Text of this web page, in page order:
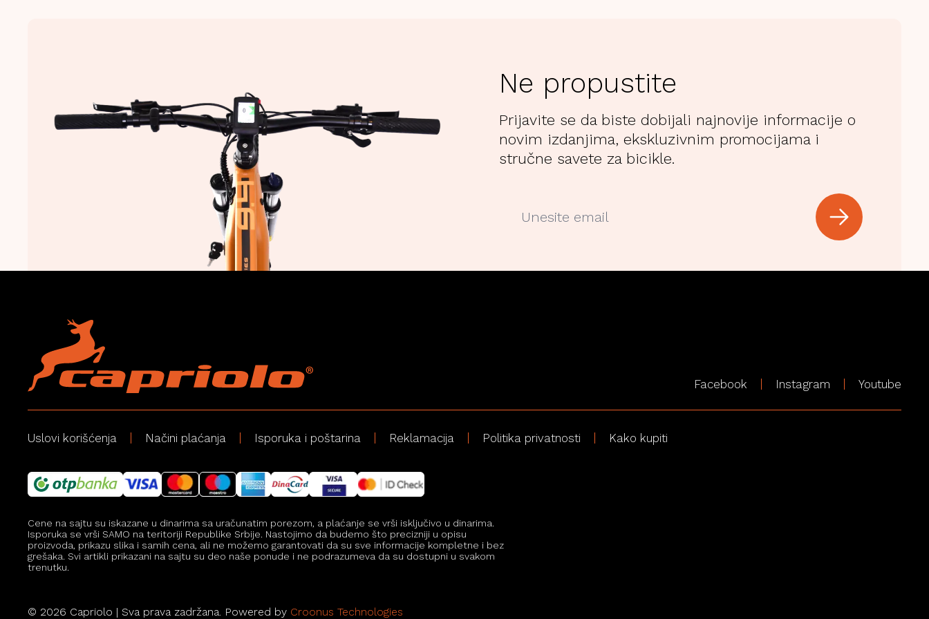
Ne propustite
Prijavite se da biste dobijali najnovije informacije o
novim izdanjima, ekskluzivnim promocijama i
stručne savete za bicikle.
Facebook Instagram Youtube
Uslovi korišćenja Načini plaćanja Isporuka i poštarina Reklamacija Politika privatnosti Kako kupiti
Cene na sajtu su iskazane u dinarima sa uračunatim porezom, a plaćanje se vrši isključivo u dinarima.
Isporuka se vrši SAMO na teritoriji Republike Srbije. Nastojimo da budemo što precizniji u opisu
proizvoda, prikazu slika i samih cena, ali ne možemo garantovati da su sve informacije kompletne i bez
grešaka. Svi artikli prikazani na sajtu su deo naše ponude i ne podrazumeva da su dostupni u svakom
trenutku.
© 2026 Capriolo | Sva prava zadržana. Powered by Croonus Technologies